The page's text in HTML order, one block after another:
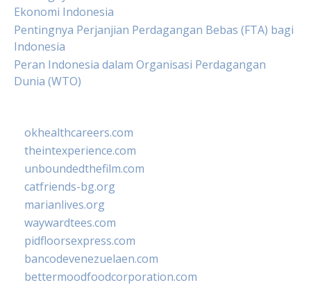
Ekonomi Indonesia
Pentingnya Perjanjian Perdagangan Bebas (FTA) bagi
Indonesia
Peran Indonesia dalam Organisasi Perdagangan
Dunia (WTO)
okhealthcareers.com
theintexperience.com
unboundedthefilm.com
catfriends-bg.org
marianlives.org
waywardtees.com
pidfloorsexpress.com
bancodevenezuelaen.com
bettermoodfoodcorporation.com